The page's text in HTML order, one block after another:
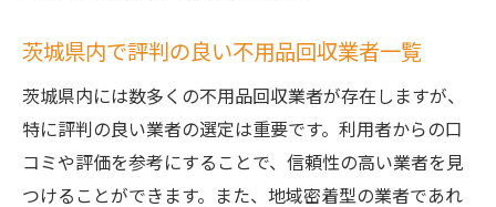
ベッド処分の際の手続き簡略化術
効率的な不用品回収で手間を軽減する方法
茨城県の不用品回収でのサポート体制
ベッド処分をスムーズに進めるための業者
選びのポイント
茨城県内で評判の良い不用品回収業者一覧
茨城県内には数多くの不用品回収業者が存在しますが、
特に評判の良い業者の選定は重要です。利用者からの口
コミや評価を参考にすることで、信頼性の高い業者を見
つけることができます。また、地域密着型の業者であれ